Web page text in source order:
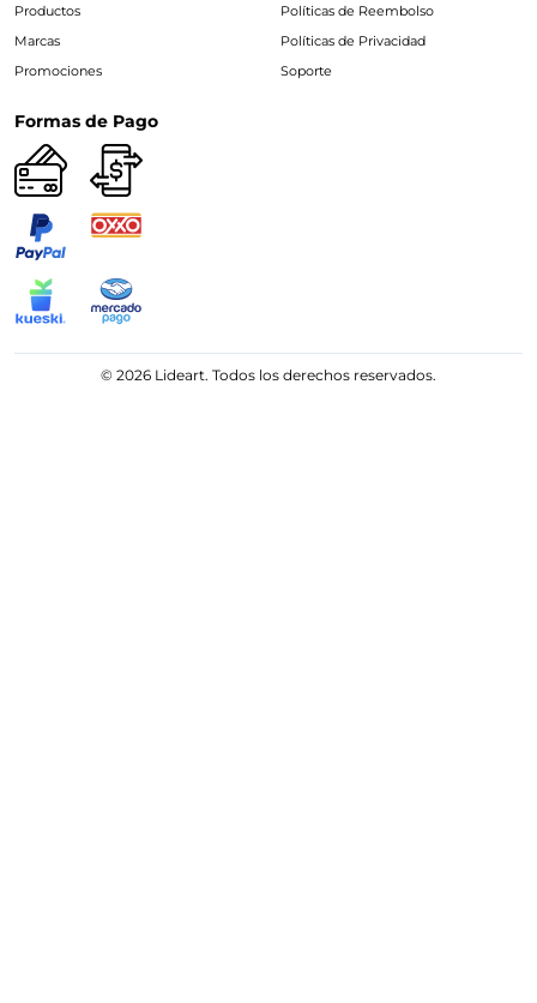
Productos
Marcas
Promociones
Políticas de Reembolso
Políticas de Privacidad
Soporte
Formas de Pago
© 2026 Lideart. Todos los derechos reservados.